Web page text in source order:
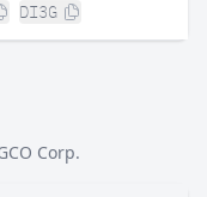
DI3G
Corp.